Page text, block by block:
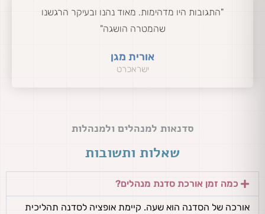
"התגובות היו מדהימות. מאוד נהנו ובעיקר הרגשנו
שהמטרה הושגה"
אורית מגן
ישראכרט
סדנאות למנהלים ולמנהלות
שאלות ותשובות
כמה זמן אורכת סדנת מנהלים?
אורכה של הסדנה הוא שעה. קיימת אופציה לסדנה תהליכית